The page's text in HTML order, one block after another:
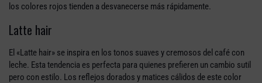
los colores rojos tienden a desvanecerse más rápidamente.
Latte hair
El «Latte hair» se inspira en los tonos suaves y cremosos del café con
leche. Esta tendencia es perfecta para quienes prefieren un cambio sutil
pero con estilo. Los reflejos dorados y matices cálidos de este color